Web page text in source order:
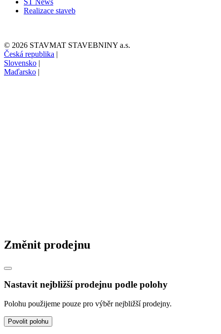
Realizace staveb
© 2026 STAVMAT STAVEBNINY a.s.
Česká republika |
Slovensko |
Maďarsko |
Změnit prodejnu
Nastavit nejbližší prodejnu podle polohy
Polohu použijeme pouze pro výběr nejbližší prodejny.
Povolit polohu